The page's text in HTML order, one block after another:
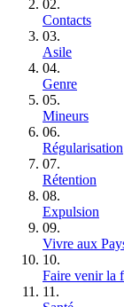
02.
Contacts
03.
Asile
04.
Genre
05.
Mineurs
06.
Régularisation
07.
Rétention
08.
Expulsion
09.
Vivre aux
10.
Faire venir la
11.